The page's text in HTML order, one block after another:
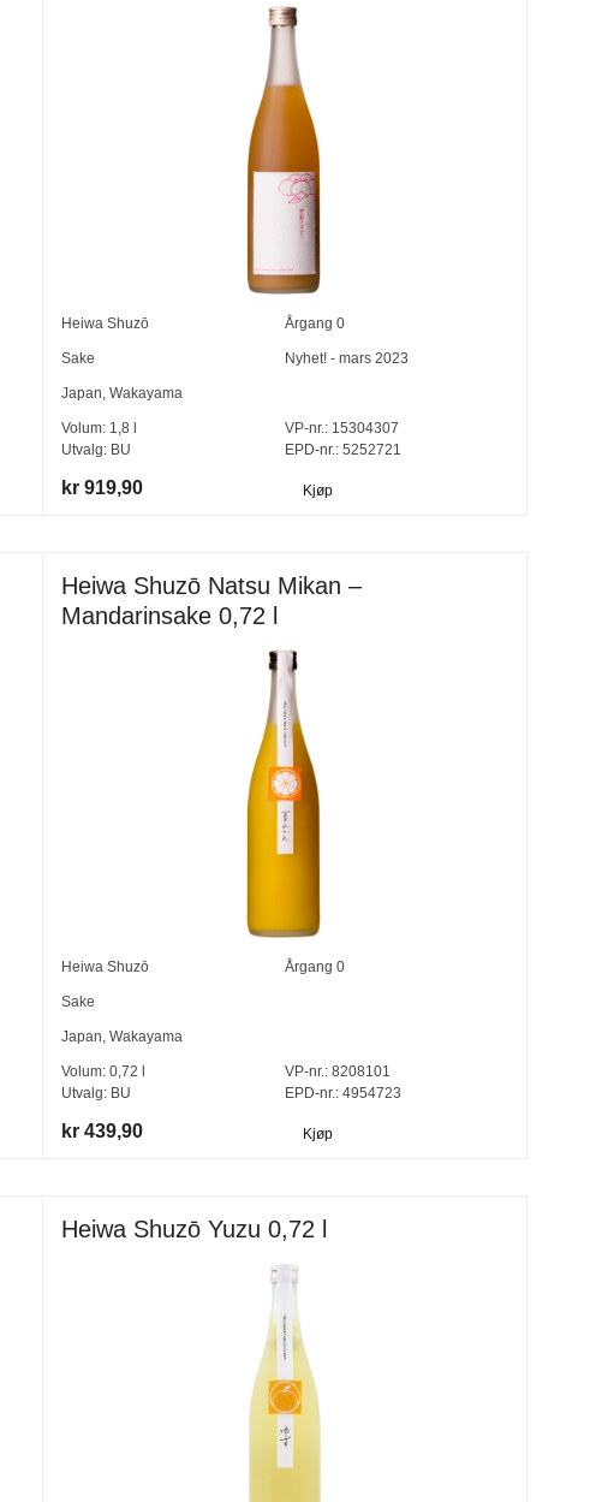
Heiwa Shuzō Årgang 0
Sake Nyhet! - mars 2023
Japan, Wakayama
Volum: 1,8
Utvalg: BU
VP-nr.:15304307
EPD-nr.: 5252721
kr 919,90 Kjøp
Heiwa Shuzō Natsu Mikan –
Mandarinsake 0,72 l
Heiwa Shuzō Årgang 0
Sake
Japan, Wakayama
Volum: 0,72 l
Utvalg: BU
VP-nr.:8208101
EPD-nr.: 4954723
kr 439,90 Kjøp
Heiwa Shuzō Yuzu 0,72 l